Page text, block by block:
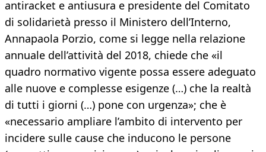
antiracket e antiusura e presidente del Comitato
di solidarietà presso il Ministero dell’Interno,
Annapaola Porzio, come si legge nella relazione
annuale dell’attività del 2018, chiede che «il
quadro normativo vigente possa essere adeguato
alle nuove e complesse esigenze (…) che la realtà
di tutti i giorni (…) pone con urgenza»; che è
«necessario ampliare l’ambito di intervento per
incidere sulle cause che inducono le persone